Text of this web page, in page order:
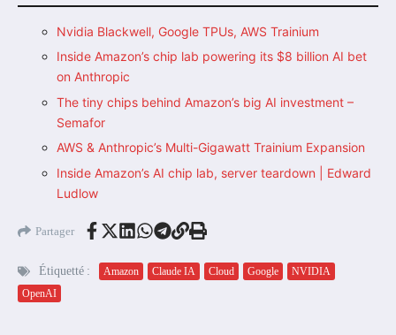
Nvidia Blackwell, Google TPUs, AWS Trainium
Inside Amazon’s chip lab powering its $8 billion AI bet
on Anthropic
The tiny chips behind Amazon’s big AI investment –
Semafor
AWS & Anthropic’s Multi-Gigawatt Trainium Expansion
Inside Amazon’s AI chip lab, server teardown | Edward
Ludlow
Partager
Étiquetté : Amazon Claude IA Cloud Google
NVIDIA
OpenAI